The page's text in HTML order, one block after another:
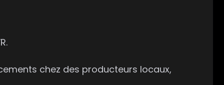
chez des producteurs locaux,